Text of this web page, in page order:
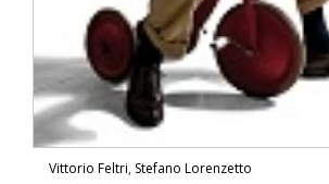
Vittorio Feltri, Stefano Lorenzetto